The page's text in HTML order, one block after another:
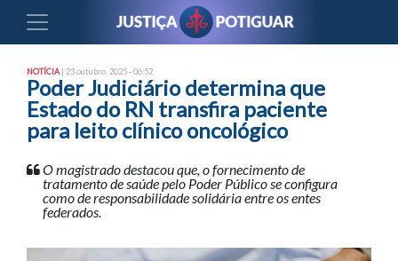
NOTÍCIA | 23 outubro, 2025 - 06:52
Poder Judiciário determina que
Estado do RN transfira paciente
para leito clínico oncológico
O magistrado destacou que, o fornecimento de
tratamento de saúde pelo Poder Público se configura
como de responsabilidade solidária entre os entes
federados.